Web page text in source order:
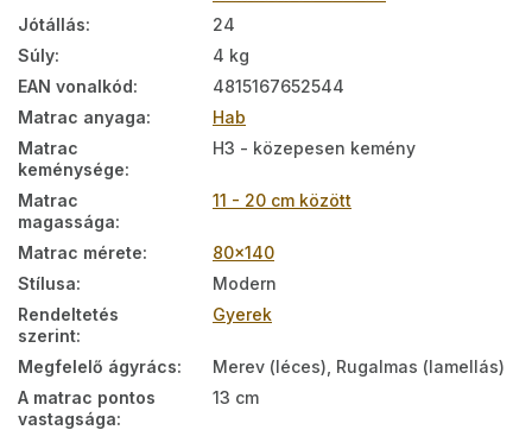
Jótállás:
24
Súly:
4 kg
EAN vonalkód:
4815167652544
Matrac anyaga:
Hab
Matrac
keménysége:
H3 - közepesen kemény
Matrac
magassága:
11 - 20 cm között
Matrac mérete:
80x140
Stílusa:
Modern
Rendeltetés
szerint:
Gyerek
Megfelelő ágyrács:
Merev (léces), Rugalmas (lamellás)
A matrac pontos
vastagsága:
13 cm